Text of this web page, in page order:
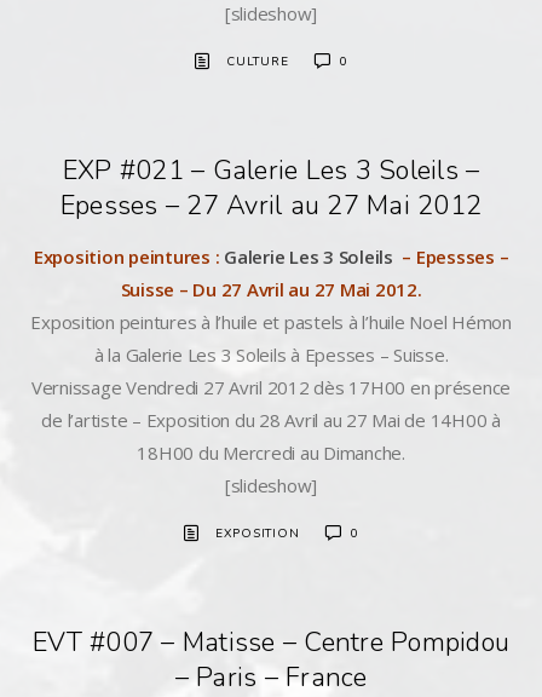
[slideshow]
CULTURE 0
EXP #021 – Galerie Les 3 Soleils –
Epesses – 27 Avril au 27 Mai 2012
Exposition peintures : Galerie Les 3 Soleils – Epessses –
Suisse – Du 27 Avril au 27 Mai 2012.
Exposition peintures à l’huile et pastels à l’huile Noel Hémon
à la Galerie Les 3 Soleils à Epesses – Suisse.
Vernissage Vendredi 27 Avril 2012 dès 17H00 en présence
de l’artiste – Exposition du 28 Avril au 27 Mai de 14H00 à
18H00 du Mercredi au Dimanche.
[slideshow]
EXPOSITION 0
EVT #007 – Matisse – Centre Pompidou
– Paris – France